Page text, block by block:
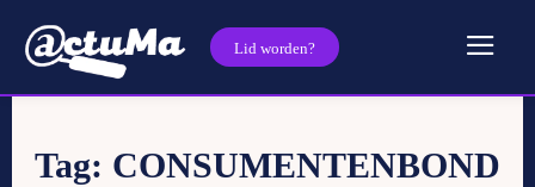
Lid worden?
Tag: CONSUMENTENBOND